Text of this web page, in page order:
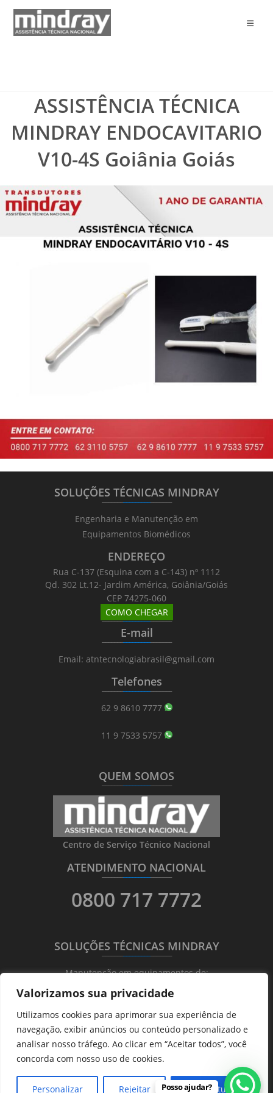
Valorizamos sua privacidade
Utilizamos cookies para aprimorar sua experiência de
navegação, exibir anúncios ou conteúdo personalizado e
analisar nosso tráfego. Ao clicar em “Aceitar todos”, você
concorda com nosso uso de cookies.
Personalizar Rejeitar Aceitar tudo
ASSISTÊNCIA TÉCNICA
MINDRAY ENDOCAVITARIO
V10-4S Goiânia Goiás
SOLUÇÕES TÉCNICAS MINDRAY
_______________________
Engenharia e Manutenção em
Equipamentos Biomédicos
ENDEREÇO
Rua C-137 (Esquina com a C-143) nº 1112
Qd. 302 Lt.12- Jardim América, Goiânia/Goiás
CEP 74275-060
COMO CHEGAR
_______________________
E-mail
_______________________
Email: atntecnologiabrasil@gmail.com
Telefones
_______________________
62 9 8610 7777
11 9 7533 5757
QUEM SOMOS
_______________________
Centro de Serviço Técnico Nacional
ATENDIMENTO NACIONAL
_______________________
0800 717 7772
SOLUÇÕES TÉCNICAS MINDRAY
_______________________
Manutenção em equipamentos de:
Ultrassonografia
Ecocardiografia
Transdutores
Hematológicos
Posso ajudar?